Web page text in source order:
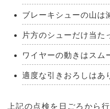
ブレーキシューの山は
片方のシューだけ当た
ワイヤーの動きはスム
適度な引きおろしはあ
上記の点検を日ごろから